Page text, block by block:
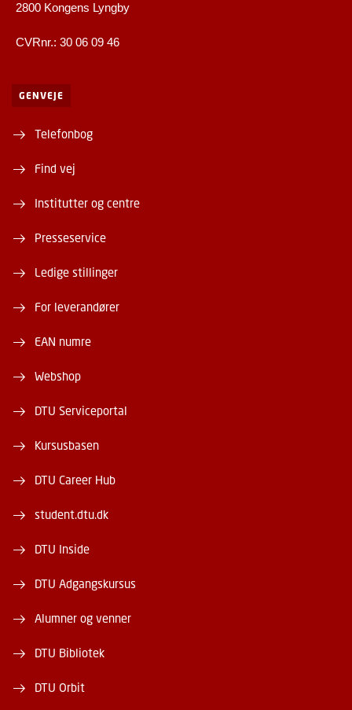
2800 Kongens Lyngby
CVRnr.: 30 06 09 46
GENVEJE
Telefonbog
Find vej
Institutter og centre
Presseservice
Ledige stillinger
For leverandører
EAN numre
Webshop
DTU Serviceportal
Kursusbasen
DTU Career Hub
student.dtu.dk
DTU Inside
DTU Adgangskursus
Alumner og venner
DTU Bibliotek
DTU Orbit